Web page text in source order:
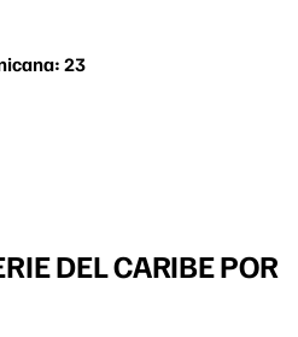
23
DEL CARIBE POR